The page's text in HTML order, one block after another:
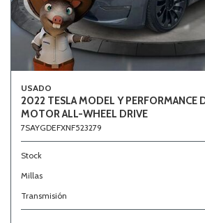
USADO
2022 TESLA MODEL Y PERFORMANCE
MOTOR ALL-WHEEL DRIVE
7SAYGDEFXNF523279
Stock
Millas
Transmisión